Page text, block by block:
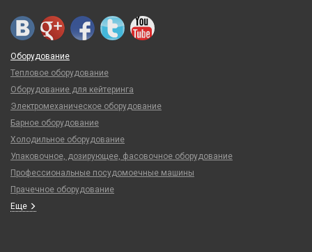
Оборудование
Тепловое оборудование
Оборудование для кейтеринга
Электромеханическое оборудование
Барное оборудование
Холодильное оборудование
Упаковочное, дозирующее, фасовочное оборудование
Профессиональные посудомоечные машины
Прачечное оборудование
Еще